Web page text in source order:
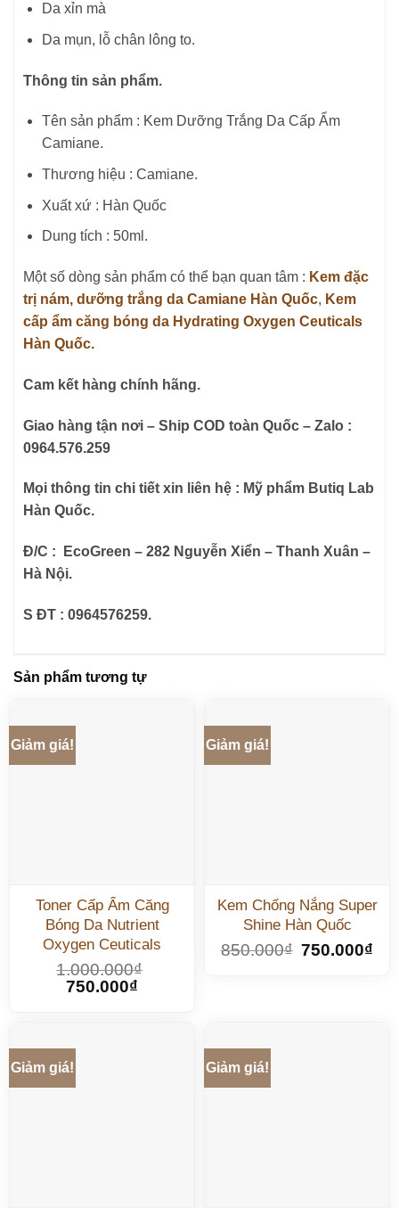
Da xỉn mà
Da mụn, lỗ chân lông to.
Thông tin sản phẩm.
Tên sản phẩm : Kem Dưỡng Trắng Da Cấp Ẩm
Camiane.
Thương hiệu : Camiane.
Xuất xứ : Hàn Quốc
Dung tích : 50ml.
Một số dòng sản phẩm có thể bạn quan tâm : Kem đặc
trị nám, dưỡng trắng da Camiane Hàn Quốc, Kem
cấp ẩm căng bóng da Hydrating Oxygen Ceuticals
Hàn Quốc.
Cam kết hàng chính hãng.
Giao hàng tận nơi – Ship COD toàn Quốc – Zalo :
0964.576.259
Mọi thông tin chi tiết xin liên hệ : Mỹ phẩm Butiq Lab
Hàn Quốc.
Đ/C : EcoGreen – 282 Nguyễn Xiển – Thanh Xuân –
Hà Nội.
S ĐT : 0964576259.
Sản phẩm tương tự
Giảm giá!
Toner Cấp Ẩm Căng
Bóng Da Nutrient
Oxygen Ceuticals
1.000.000₫
750.000₫
Giảm giá!
Kem Chống Nắng Super
Shine Hàn Quốc
850.000₫ 750.000₫
Giảm giá! Giảm giá!